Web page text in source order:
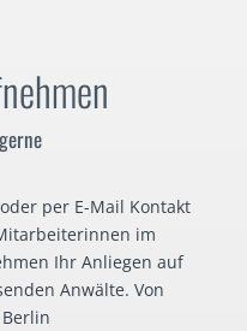
per E-Mail Kontakt
im
Ihr Anliegen auf
Anwälte. Von